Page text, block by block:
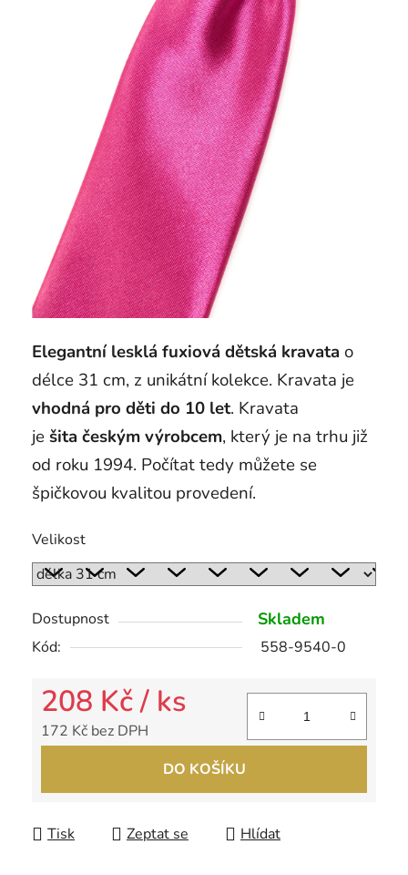
Elegantní lesklá fuxiová dětská kravata o
délce 31 cm, z unikátní kolekce. Kravata je
vhodná pro děti do 10 let. Kravata
je šita českým výrobcem, který je na trhu již
od roku 1994. Počítat tedy můžete se
špičkovou kvalitou provedení.
Velikost
Dostupnost Skladem
Kód: 558-9540-0
208 Kč/ ks
172 Kč bez DPH
DO KOŠÍKU
Tisk Zeptat se Hlídat